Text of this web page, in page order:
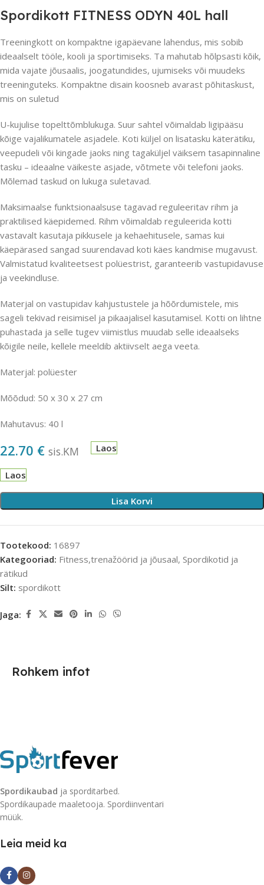
Spordikott FITNESS ODYN 40L hall
Treeningkott on kompaktne igapäevane lahendus, mis sobib
ideaalselt tööle, kooli ja sportimiseks. Ta mahutab hõlpsasti kõik,
mida vajate jõusaalis, joogatundides, ujumiseks või muudeks
treeninguteks. Kompaktne disain koosneb avarast põhitaskust,
mis on suletud
U-kujulise topelttõmblukuga. Suur sahtel võimaldab ligipääsu
kõige vajalikumatele asjadele. Koti küljel on lisatasku käterätiku,
veepudeli või kingade jaoks ning tagaküljel väiksem tasapinnaline
tasku – ideaalne väikeste asjade, võtmete või telefoni jaoks.
Mõlemad taskud on lukuga suletavad.
Maksimaalse funktsionaalsuse tagavad reguleeritav rihm ja
praktilised käepidemed. Rihm võimaldab reguleerida kotti
vastavalt kasutaja pikkusele ja kehaehitusele, samas kui
käepärased sangad suurendavad koti käes kandmise mugavust.
Valmistatud kvaliteetsest polüestrist, garanteerib vastupidavuse
ja veekindluse.
Materjal on vastupidav kahjustustele ja hõõrdumistele, mis
sageli tekivad reisimisel ja pikaajalisel kasutamisel. Kotti on lihtne
puhastada ja selle tugev viimistlus muudab selle ideaalseks
kõigile neile, kellele meeldib aktiivselt aega veeta.
Materjal: polüester
Mõõdud: 50 x 30 x 27 cm
Mahutavus: 40 l
22.70 € sis.KM Laos
Laos
Lisa Korvi
Tootekood: 16897
Kategooriad: Fitness,trenažöörid ja jõusaal, Spordikotid ja
rätikud
Silt: spordikott
Jaga:
Rohkem infot
Spordikaubad ja sporditarbed.
Spordikaupade maaletooja. Spordiinventari
müük.
Leia meid ka